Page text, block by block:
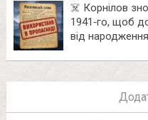
☠️ Корнілов
1941‑го, щоб
від